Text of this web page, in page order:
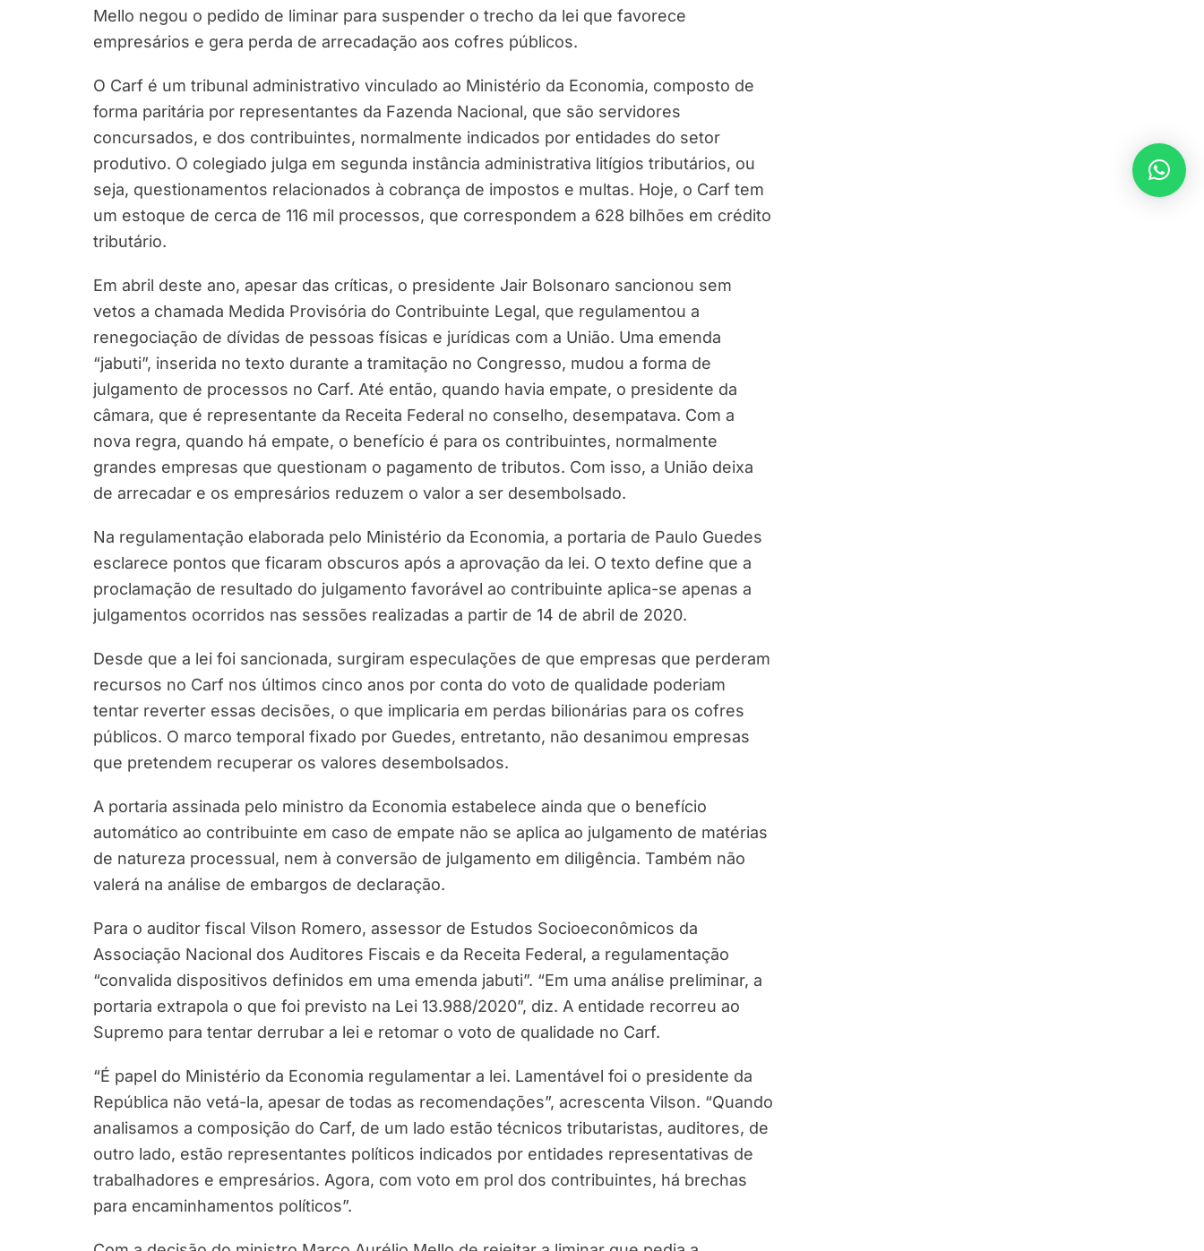
Mello negou o pedido de liminar para suspender o trecho da lei que favorece
empresários e gera perda de arrecadação aos cofres públicos.
O Carf é um tribunal administrativo vinculado ao Ministério da Economia, composto de
forma paritária por representantes da Fazenda Nacional, que são servidores
concursados, e dos contribuintes, normalmente indicados por entidades do setor
produtivo. O colegiado julga em segunda instância administrativa litígios tributários, ou
seja, questionamentos relacionados à cobrança de impostos e multas. Hoje, o Carf tem
um estoque de cerca de 116 mil processos, que correspondem a 628 bilhões em crédito
tributário.
Em abril deste ano, apesar das críticas, o presidente Jair Bolsonaro sancionou sem
vetos a chamada Medida Provisória do Contribuinte Legal, que regulamentou a
renegociação de dívidas de pessoas físicas e jurídicas com a União. Uma emenda
“jabuti”, inserida no texto durante a tramitação no Congresso, mudou a forma de
julgamento de processos no Carf. Até então, quando havia empate, o presidente da
câmara, que é representante da Receita Federal no conselho, desempatava. Com a
nova regra, quando há empate, o benefício é para os contribuintes, normalmente
grandes empresas que questionam o pagamento de tributos. Com isso, a União deixa
de arrecadar e os empresários reduzem o valor a ser desembolsado.
Na regulamentação elaborada pelo Ministério da Economia, a portaria de Paulo Guedes
esclarece pontos que ficaram obscuros após a aprovação da lei. O texto define que a
proclamação de resultado do julgamento favorável ao contribuinte aplica-se apenas a
julgamentos ocorridos nas sessões realizadas a partir de 14 de abril de 2020.
Desde que a lei foi sancionada, surgiram especulações de que empresas que perderam
recursos no Carf nos últimos cinco anos por conta do voto de qualidade poderiam
tentar reverter essas decisões, o que implicaria em perdas bilionárias para os cofres
públicos. O marco temporal fixado por Guedes, entretanto, não desanimou empresas
que pretendem recuperar os valores desembolsados.
A portaria assinada pelo ministro da Economia estabelece ainda que o benefício
automático ao contribuinte em caso de empate não se aplica ao julgamento de matérias
de natureza processual, nem à conversão de julgamento em diligência. Também não
valerá na análise de embargos de declaração.
Para o auditor fiscal Vilson Romero, assessor de Estudos Socioeconômicos da
Associação Nacional dos Auditores Fiscais e da Receita Federal, a regulamentação
“convalida dispositivos definidos em uma emenda jabuti”. “Em uma análise preliminar, a
portaria extrapola o que foi previsto na Lei 13.988/2020”, diz. A entidade recorreu ao
Supremo para tentar derrubar a lei e retomar o voto de qualidade no Carf.
“É papel do Ministério da Economia regulamentar a lei. Lamentável foi o presidente da
República não vetá-la, apesar de todas as recomendações”, acrescenta Vilson. “Quando
analisamos a composição do Carf, de um lado estão técnicos tributaristas, auditores, de
outro lado, estão representantes políticos indicados por entidades representativas de
trabalhadores e empresários. Agora, com voto em prol dos contribuintes, há brechas
para encaminhamentos políticos”.